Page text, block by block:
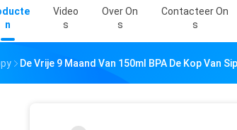
N
Video
S
Over On
S
Contacteer On
S
De Vrije 9 Maand Van 150ml BPA De Kop Van